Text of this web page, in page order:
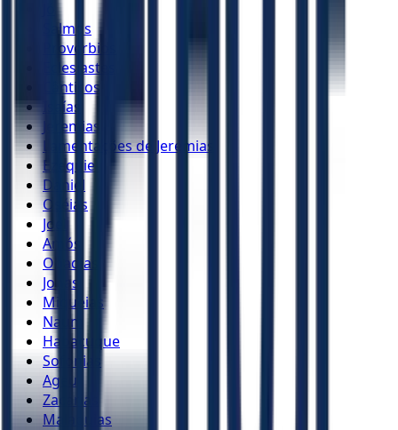
Salmos
Provérbios
Eclesiastes
Cânticos
Isaías
Jeremias
Lamentações de Jeremias
Ezequiel
Daniel
Oséias
Joel
Amós
Obadias
Jonas
Miquéias
Naum
Habacuque
Sofonias
Ageu
Zacarias
Malaquias